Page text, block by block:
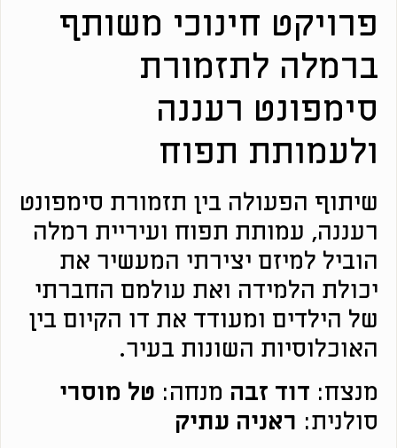
פרויקט חינוכי משותף
ברמלה לתזמורת
סימפונט רעננה
ולעמותת תפוח
שיתוף הפעולה בין תזמורת סימפונט
רעננה, עמותת תפוח ועיריית רמלה
הוביל למיזם יצירתי המעשיר את
יכולת הלמידה ואת עולמם החברתי
של הילדים ומעודד את דו הקיום בין
האוכלוסיות השונות בעיר.
מנצח: דוד זבה מנחה: טל מוסרי
סולנית: ראניה עתיק